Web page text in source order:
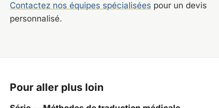
Contactez nos équipes spécialisées pour un devis
personnalisé.
Pour aller plus loin